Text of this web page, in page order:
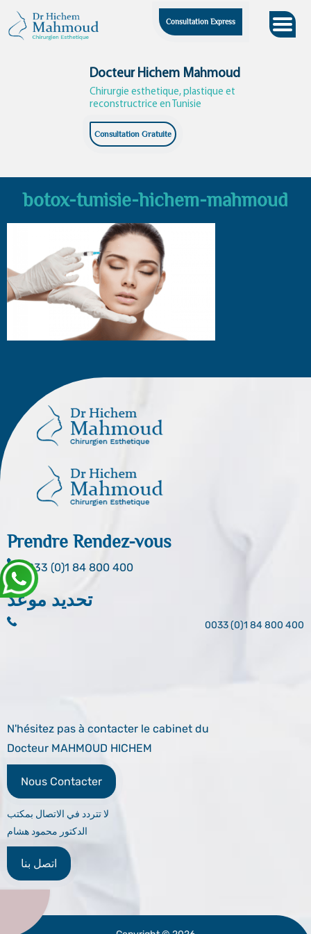
content
Consultation Express
Docteur Hichem Mahmoud
Chirurgie esthetique, plastique et
reconstructrice en Tunisie
Consultation Gratuite
botox-tunisie-hichem-mahmoud
Prendre Rendez-vous
0033 (0)1 84 800 400
تحديد موعد
0033 (0)1 84 800 400
N'hésitez pas à contacter le cabinet du
Docteur MAHMOUD HICHEM
Nous Contacter
لا تتردد في الاتصال بمكتب
الدكتور محمود هشام
اتصل بنا